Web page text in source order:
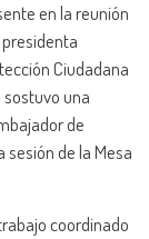
en la reunión
Ciudadana
sostuvo una
de
sesión de la Mesa
coordinado